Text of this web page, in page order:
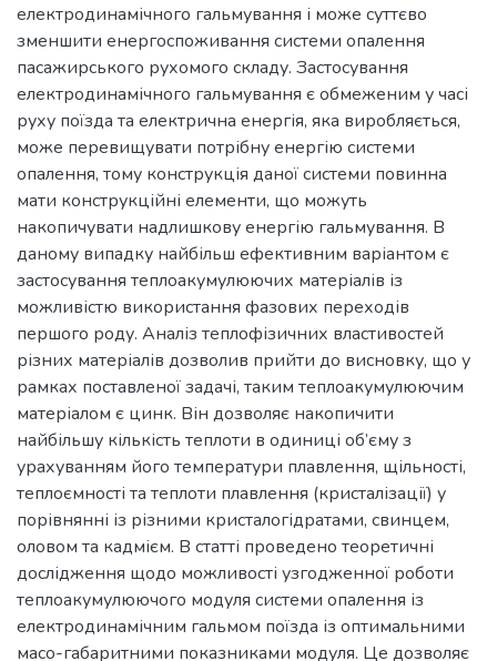
електродинамічного гальмування і може суттєво
зменшити енергоспоживання системи опалення
пасажирського рухомого складу. Застосування
електродинамічного гальмування є обмеженим у часі
руху поїзда та електрична енергія, яка виробляється,
може перевищувати потрібну енергію системи
опалення, тому конструкція даної системи повинна
мати конструкційні елементи, що можуть
накопичувати надлишкову енергію гальмування. В
даному випадку найбільш ефективним варіантом є
застосування теплоакумулюючих матеріалів із
можливістю використання фазових переходів
першого роду. Аналіз теплофізичних властивостей
різних матеріалів дозволив прийти до висновку, що у
рамках поставленої задачі, таким теплоакумулюючим
матеріалом є цинк. Він дозволяє накопичити
найбільшу кількість теплоти в одиниці об’єму з
урахуванням його температури плавлення, щільності,
теплоємності та теплоти плавлення (кристалізації) у
порівнянні із різними кристалогідратами, свинцем,
оловом та кадмієм. В статті проведено теоретичні
дослідження щодо можливості узгодженної роботи
теплоакумулюючого модуля системи опалення із
електродинамічним гальмом поїзда із оптимальними
масо-габаритними показниками модуля. Це дозволяє